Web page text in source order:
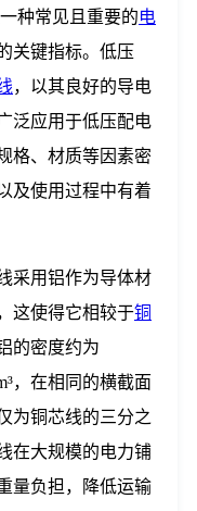
种常见且重要的电
关键指标。低压
，以其良好的导电
泛应用于低压配电
格、材质等因素密
及使用过程中有着
采用铝作为导体材
这使得它相较于铜
的密度约为
，在相同的横截面
为铜芯线的三分之
在大规模的电力铺
量负担，降低运输